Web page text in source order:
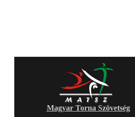
Magyar Torna Szövetség